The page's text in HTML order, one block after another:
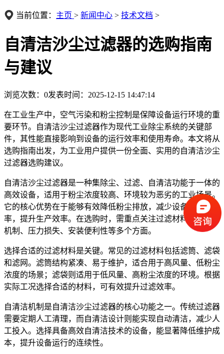
当前位置： 主页 > 新闻中心 > 技术文档 >
自清洁沙尘过滤器的选购指南
与建议
浏览次数： 0发表时间：2025-12-15 14:47:14
在工业生产中，空气污染和粉尘控制是保障设备运行环境的重
要环节。自清洁沙尘过滤器作为现代工业除尘系统的关键部
件，其性能直接影响到设备的运行效率和使用寿命。本文将从
选购指南出发，为工业用户提供一份全面、实用的自清洁沙尘
过滤器选购建议。
自清洁沙尘过滤器是一种集除尘、过滤、自清洁功能于一体的
高效设备，适用于粉尘浓度较高、环境较为恶劣的工业场景。
它的核心优势在于能够有效降低粉尘排放，减少设备维护频
率，提升生产效率。在选购时，需重点关注过滤材料、自清洁
机制、压力损失、安装便利性等多个方面。
选择合适的过滤材料是关键。常见的过滤材料包括滤筒、滤袋
和滤网。滤筒结构紧凑、易于维护，适合用于高风量、低粉尘
浓度的场景；滤袋则适用于低风量、高粉尘浓度的环境。根据
实际工况选择合适的材料，可有效提升过滤效率。
自清洁机制是自清洁沙尘过滤器的核心功能之一。传统过滤器
需要定期人工清理，而自清洁设计则能实现自动清洁，减少人
工投入。选择具备高效自清洁技术的设备，能显著降低维护成
本，提升设备运行的连续性。